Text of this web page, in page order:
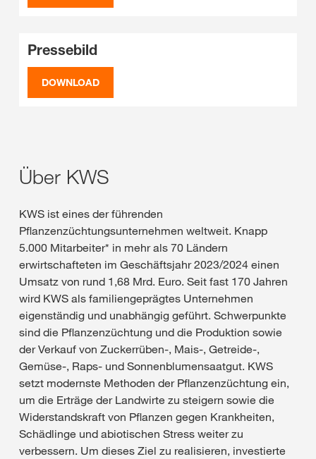
Pressebild
DOWNLOAD
Über KWS
KWS ist eines der führenden
Pflanzenzüchtungsunternehmen weltweit. Knapp
5.000 Mitarbeiter* in mehr als 70 Ländern
erwirtschafteten im Geschäftsjahr 2023/2024 einen
Umsatz von rund 1,68 Mrd. Euro. Seit fast 170 Jahren
wird KWS als familiengeprägtes Unternehmen
eigenständig und unabhängig geführt. Schwerpunkte
sind die Pflanzenzüchtung und die Produktion sowie
der Verkauf von Zuckerrüben-, Mais-, Getreide-,
Gemüse-, Raps- und Sonnenblumensaatgut. KWS
setzt modernste Methoden der Pflanzenzüchtung ein,
um die Erträge der Landwirte zu steigern sowie die
Widerstandskraft von Pflanzen gegen Krankheiten,
Schädlinge und abiotischen Stress weiter zu
verbessern. Um dieses Ziel zu realisieren, investierte